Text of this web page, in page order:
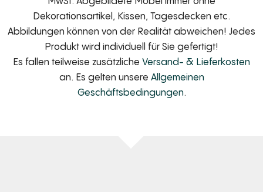
Dekorationsartikel, Kissen, Tagesdecken etc.
Abbildungen können von der Realität abweichen! Jedes
Produkt wird individuell für Sie gefertigt!
Es fallen teilweise zusätzliche Versand- & Lieferkosten
an. Es gelten unsere Allgemeinen
Geschäftsbedingungen.